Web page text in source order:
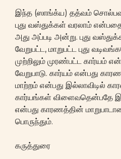
இந்த (ஸாங்க்ய) தத்வம் சொல்பவர்
புது வஸ்துக்கள் வரலாம்
அது அப்படி அன்று. புது
வேறுபட்ட, மாறுபட்ட புது
முற்றிலும் முரண்பட்ட கார்யம்
வேறுபாடு. கார்யம் என்பது
மாற்றம் என்பது இல்லாவிடில்
கார்யங்கள் விளைவதென்பதே
என்பது காரணத்தின்
பொருந்தும்.
கருத்துரை